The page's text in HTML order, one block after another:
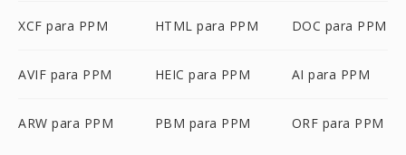
XCF para PPM HTML para PPM DOC para PPM
AVIF para PPM HEIC para PPM AI para PPM
ARW para PPM PBM para PPM ORF para PPM